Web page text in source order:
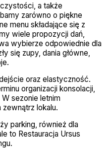
a także
zarówno o piękne
menu składające się z
wiele propozycji dań,
wybierze odpowiednie dla
się zupy, dania główne,
oraz elastyczność.
organizacji konsolacji,
sezonie letnim
lokalu.
parking, również dla
to Restauracja Ursus